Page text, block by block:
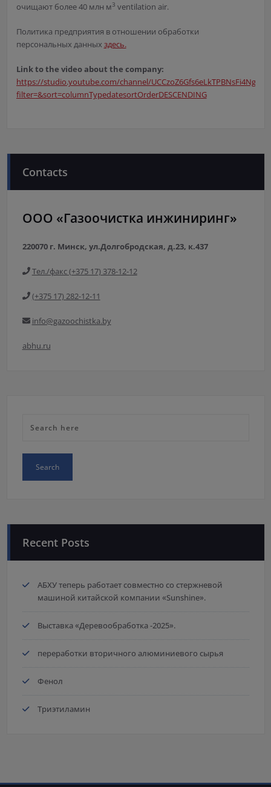
очищают более 40 млн м3 ventilation air.
Политика предприятия в отношении обработки
персональных данных здесь.
Link to the video about the company:
https://studio.youtube.com/channel/UCCzoZ6Gfs6eLkTPBNsFi4Ng/
filter=&sort=columnTypedatesortOrderDESCENDING
Contacts
ООО «Газоочистка инжиниринг»
220070 г. Минск, ул.Долгобродская, д.23, к.437
Тел./факс (+375 17) 378-12-12
(+375 17) 282-12-11
info@gazoochistka.by
abhu.ru
Recent Posts
АБХУ теперь работает совместно со стержневой
машиной китайской компании «Sunshine».
Выставка «Деревообработка -2025».
переработки вторичного алюминиевого сырья
Фенол
Триэтиламин